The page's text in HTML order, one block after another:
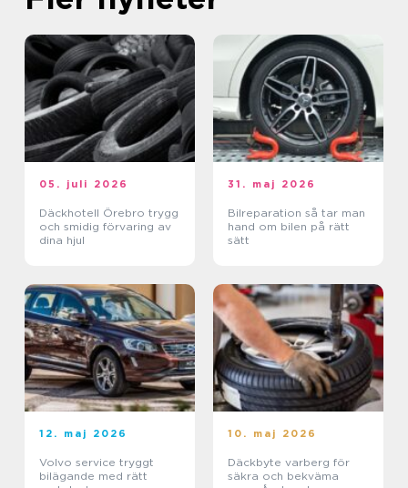
05. juli 2026
Däckhotell Örebro trygg
och smidig förvaring av
dina hjul
31. maj 2026
Bilreparation så tar man
hand om bilen på rätt
sätt
12. maj 2026
Volvo service tryggt
bilägande med rätt
10. maj 2026
Däckbyte varberg för
säkra och bekväma